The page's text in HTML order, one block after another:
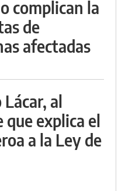
complican la
de
afectadas
al
explica el
a la Ley de